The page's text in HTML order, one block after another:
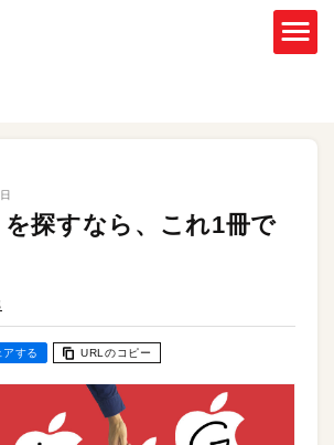
探すなら、これ1冊で
アする URLのコピー